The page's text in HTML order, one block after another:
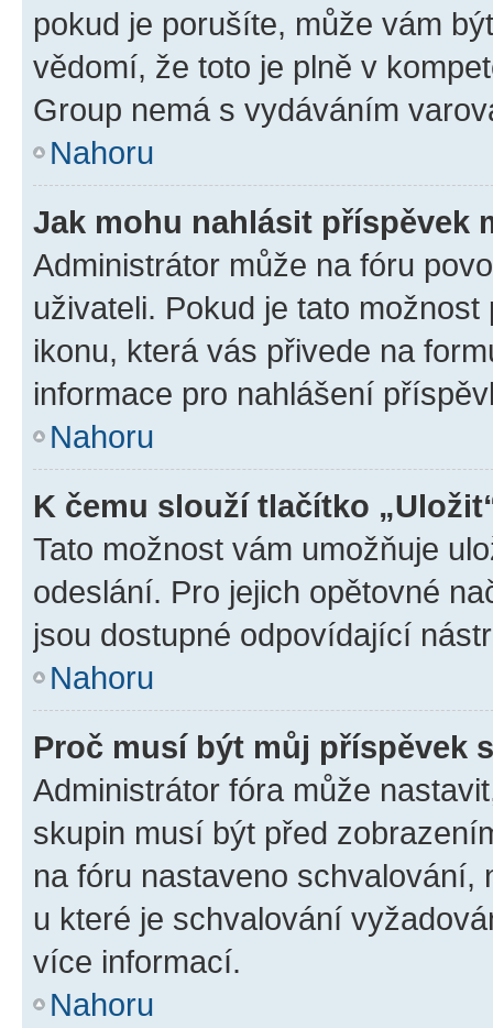
pokud je porušíte, může vám
vědomí, že toto je plně v
Group nemá s vydáváním
Nahoru
Jak mohu nahlásit příspěvek
Administrátor může na fóru
uživateli. Pokud je tato
ikonu, která vás přivede na
informace pro nahlášení
Nahoru
K čemu slouží tlačítko
Tato možnost vám umožňuje
odeslání. Pro jejich opětovné
jsou dostupné odpovídající
Nahoru
Proč musí být můj příspěvek
Administrátor fóra může
skupin musí být před
na fóru nastaveno schvalování,
u které je schvalování
více informací.
Nahoru